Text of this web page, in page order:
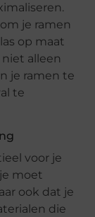
je ramen
op maat
alleen
je ramen te
te
voor je
moet
ook dat je
die